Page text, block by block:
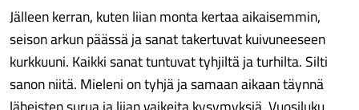
Jälleen kerran, kuten liian monta kertaa aikaisemmin,
seison arkun päässä ja sanat takertuvat kuivuneeseen
kurkkuuni. Kaikki sanat tuntuvat tyhjiltä ja turhilta. Silti
sanon niitä. Mieleni on tyhjä ja samaan aikaan täynnä